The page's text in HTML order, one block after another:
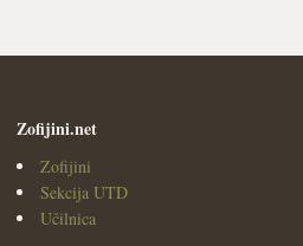
Zofijini.net
Zofijini
Sekcija UTD
Učilnica